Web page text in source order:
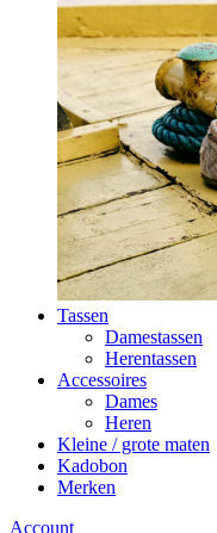
Tassen
Damestassen
Herentassen
Accessoires
Dames
Heren
Kleine / grote maten
Kadobon
Merken
Account